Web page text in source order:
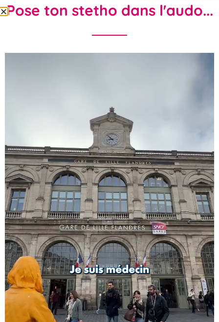
Ordonnance Verte : Femmes
Enceintes
Affiche Ordonnance verte_NEW
Pose ton stetho dans l'audo...